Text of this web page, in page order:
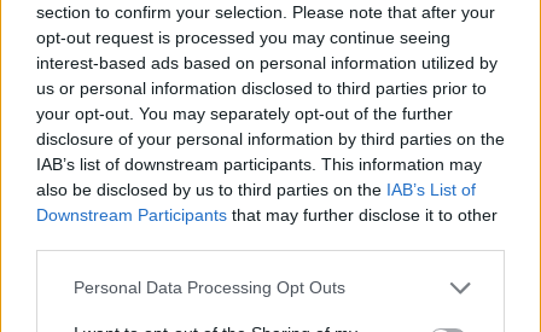
section to confirm your selection. Please note that after your
opt-out request is processed you may continue seeing
interest-based ads based on personal information utilized by
us or personal information disclosed to third parties prior to
your opt-out. You may separately opt-out of the further
disclosure of your personal information by third parties on the
IAB’s list of downstream participants. This information may
also be disclosed by us to third parties on the IAB’s List of
Downstream Participants that may further disclose it to other
Personal Data Processing Opt Outs